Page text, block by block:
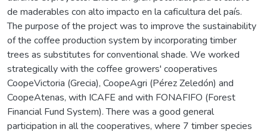
de maderables con alto impacto en la caficultura del país.
The purpose of the project was to improve the sustainability
of the coffee production system by incorporating timber
trees as substitutes for conventional shade. We worked
strategically with the coffee growers' cooperatives
CoopeVictoria (Grecia), CoopeAgri (Pérez Zeledón) and
CoopeAtenas, with ICAFE and with FONAFIFO (Forest
Financial Fund System). There was a good general
participation in all the cooperatives, where 7 timber species